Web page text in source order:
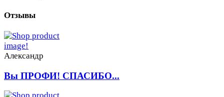
Отзывы
Александр
Вы ПРОФИ! СПАСИБО...